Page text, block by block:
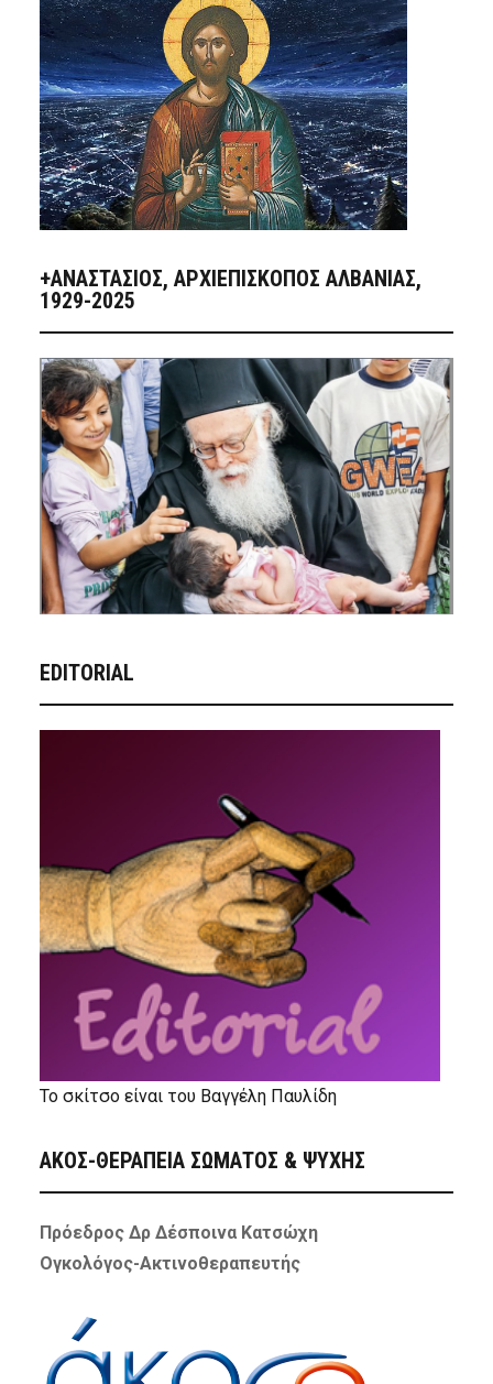
+ΑΝΑΣΤΆΣΙΟΣ, ΑΡΧΙΕΠΊΣΚΟΠΟΣ ΑΛΒΑΝΊΑΣ,
1929-2025
EDITORIAL
Το σκίτσο είναι του Βαγγέλη Παυλίδη
ΑΚΟΣ-ΘΕΡΑΠΕΙΑ ΣΩΜΑΤΟΣ & ΨΥΧΗΣ
Πρόεδρος Δρ Δέσποινα Κατσώχη
Ογκολόγος-Ακτινοθεραπευτής